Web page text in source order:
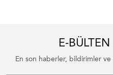
E-BÜLTEN
En son haberler, bildirimler ve